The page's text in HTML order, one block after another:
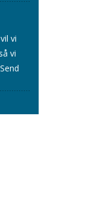
vi
vi
Send